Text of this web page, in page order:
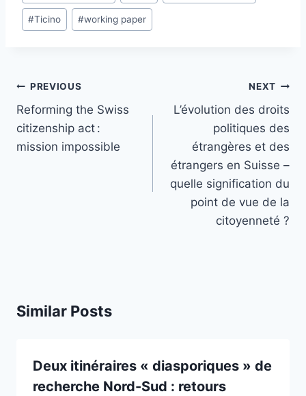
#Ticino #working paper
Post
navigation
PREVIOUS
Reforming the Swiss
citizenship act :
mission impossible
NEXT
L’évolution des droits
politiques des
étrangères et des
étrangers en Suisse –
quelle signification du
point de vue de la
citoyenneté ?
Similar Posts
Deux itinéraires « diasporiques » de
recherche Nord-Sud : retours